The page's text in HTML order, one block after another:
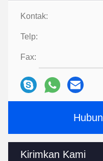
Kontak:
Telp:
Fax:
Kirimkan Kami